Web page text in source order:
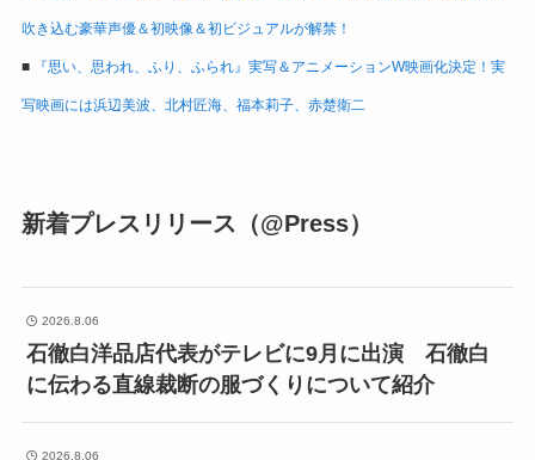
吹き込む豪華声優＆初映像＆初ビジュアルが解禁！
■ 『思い、思われ、ふり、ふられ』実写＆アニメーションW映画化決定！実
写映画には浜辺美波、北村匠海、福本莉子、赤楚衛二
新着プレスリリース（@Press）
2026.8.06
石徹白洋品店代表がテレビに9月に出演 石徹白
に伝わる直線裁断の服づくりについて紹介
2026.8.06